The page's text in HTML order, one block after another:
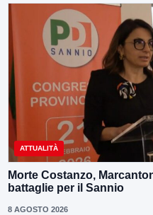
ATTUALITÀ
Morte Costanzo,
battaglie per il Sannio
8 AGOSTO 2026